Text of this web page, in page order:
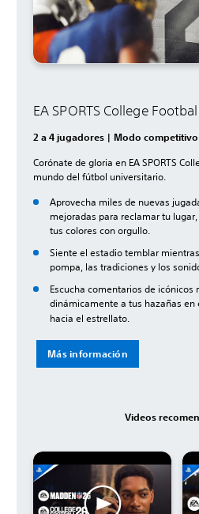
EA SPORTS College
2 a 4 jugadores | Modo
Corónate de gloria en EA SPORTS
mundo del fútbol universitario.
Aprovecha miles de nuevas
mejoradas para reclamar tu
tus colores con orgullo.
Siente el estadio temblar
pompa, las tradiciones y los
Escucha comentarios de
dinámicamente a tus hazañas
hacia el estrellato.
Más información
Videos